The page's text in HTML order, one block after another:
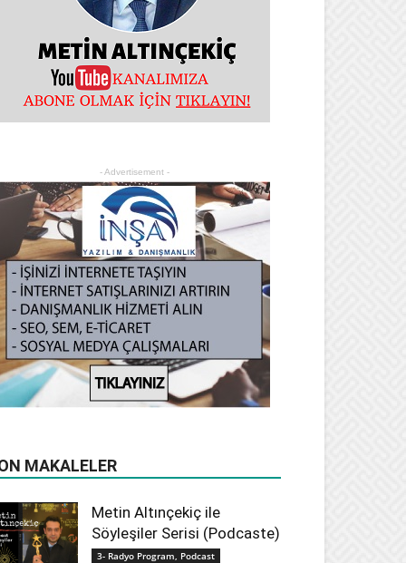
- Advertisement -
MAKALELER
Metin Altınçekiç ile
Söyleşiler Serisi (Podcaste)
3- Radyo Program, Podcast